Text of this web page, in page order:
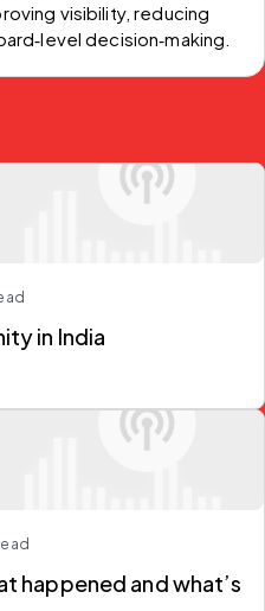
visibility, reducing
decision‑making.
in India
happened and what’s